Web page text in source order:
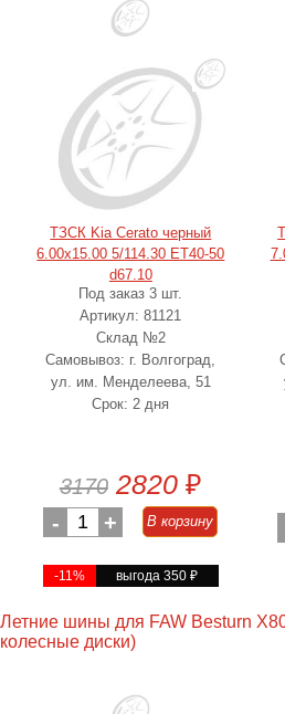
ТЗСК Kia Cerato черный
6.00x15.00 5/114.30 ET40-50
d67.10
Под заказ 3 шт.
Артикул: 81121
Склад №2
Самовывоз: г. Волгоград,
ул. им. Менделеева, 51
Срок: 2 дня
3170 2820 ₽
- 1 + В корзину
-11% выгода 350₽
Летние шины для FAW Besturn
колесные диски)